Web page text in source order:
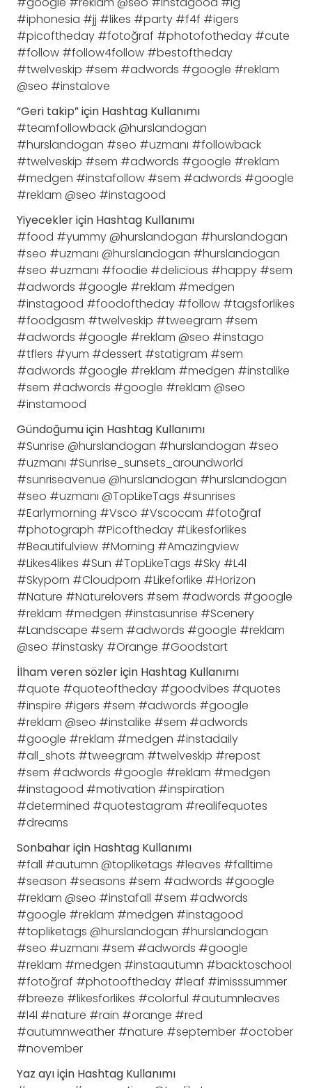
#iphonesia #jj #likes #party #f4f #igers
#picoftheday #fotoğraf #photofotheday #cute
#follow #follow4follow #bestoftheday
#twelveskip #sem #adwords #google #reklam
@seo #instalove
“Geri takip” için Hashtag Kullanımı
#teamfollowback @hurslandogan
#hurslandogan #seo #uzmanı #followback
#twelveskip #sem #adwords #google #reklam
#medgen #instafollow #sem #adwords #google
#reklam @seo #instagood
Yiyecekler için Hashtag Kullanımı
#food #yummy @hurslandogan #hurslandogan
#seo #uzmanı @hurslandogan #hurslandogan
#seo #uzmanı #foodie #delicious #happy #sem
#adwords #google #reklam #medgen
#instagood #foodoftheday #follow #tagsforlikes
#foodgasm #twelveskip #tweegram #sem
#adwords #google #reklam @seo #instago
#tflers #yum #dessert #statigram #sem
#adwords #google #reklam #medgen #instalike
#sem #adwords #google #reklam @seo
#instamood
Gündoğumu için Hashtag Kullanımı
#Sunrise @hurslandogan #hurslandogan #seo
#uzmanı #Sunrise_sunsets_aroundworld
#sunriseavenue @hurslandogan #hurslandogan
#seo #uzmanı @TopLikeTags #sunrises
#Earlymorning #Vsco #Vscocam #fotoğraf
#photograph #Picoftheday #Likesforlikes
#Beautifulview #Morning #Amazingview
#Likes4likes #Sun #TopLikeTags #Sky #L4l
#Skyporn #Cloudporn #Likeforlike #Horizon
#Nature #Naturelovers #sem #adwords #google
#reklam #medgen #instasunrise #Scenery
#Landscape #sem #adwords #google #reklam
@seo #instasky #Orange #Goodstart
İlham veren sözler için Hashtag Kullanımı
#quote #quoteoftheday #goodvibes #quotes
#inspire #igers #sem #adwords #google
#reklam @seo #instalike #sem #adwords
#google #reklam #medgen #instadaily
#all_shots #tweegram #twelveskip #repost
#sem #adwords #google #reklam #medgen
#instagood #motivation #inspiration
#determined #quotestagram #realifequotes
#dreams
Sonbahar için Hashtag Kullanımı
#fall #autumn @topliketags #leaves #falltime
#season #seasons #sem #adwords #google
#reklam @seo #instafall #sem #adwords
#google #reklam #medgen #instagood
#topliketags @hurslandogan #hurslandogan
#seo #uzmanı #sem #adwords #google
#reklam #medgen #instaautumn #backtoschool
#fotoğraf #photooftheday #leaf #imisssummer
#breeze #likesforlikes #colorful #autumnleaves
#l4l #nature #rain #orange #red
#autumnweather #nature #september #october
#november
Yaz ayı için Hashtag Kullanımı